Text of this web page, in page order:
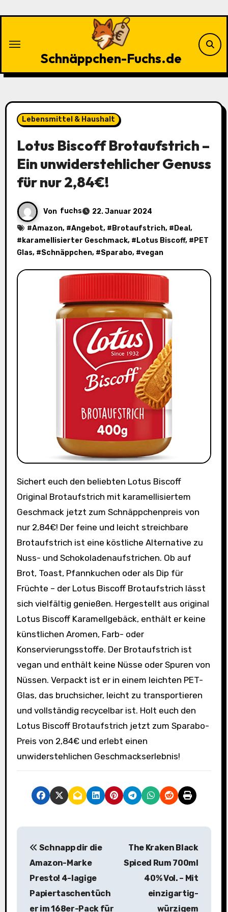
Schnäppchen-Fuchs.de
Lebensmittel & Haushalt
Lotus Biscoff Brotaufstrich –
Ein unwiderstehlicher Genuss
für nur 2,84€!
Von fuchs
22. Januar 2024
#Amazon, #Angebot, # Brotaufstrich, # Deal ,
# karamellisierter Geschmack, # Lotus Biscoff, # PET
Glas, #Schnäppchen, #Sparabo, #vegan
Sichert euch den beliebten Lotus Biscoff
Original Brotaufstrich mit karamellisiertem
Geschmack jetzt zum Schnäppchenpreis von
nur 2,84€! Der feine und leicht streichbare
Brotaufstrich ist eine köstliche Alternative zu
Nuss- und Schokoladenaufstrichen. Ob auf
Brot, Toast, Pfannkuchen oder als Dip für
Früchte – der Lotus Biscoff Brotaufstrich lässt
sich vielfältig genießen. Hergestellt aus original
Lotus Biscoff Karamellgebäck, enthält er keine
künstlichen Aromen, Farb- oder
Konservierungsstoffe. Der Brotaufstrich ist
vegan und enthält keine Nüsse oder Spuren von
Nüssen. Verpackt ist er in einem leichten PET-
Glas, das bruchsicher, leicht zu transportieren
und vollständig recycelbar ist. Holt euch den
Lotus Biscoff Brotaufstrich jetzt zum Sparabo-
Preis von 2,84€ und erlebt einen
unwiderstehlichen Geschmackserlebnis!
B
Schnapp dir die
Amazon-Marke
Presto! 4-lagige
Papiertaschentüch
er im 168er-Pack für
The Kraken Black
Spiced Rum 700ml
40% Vol. – Mit
einzigartig-
würzigem